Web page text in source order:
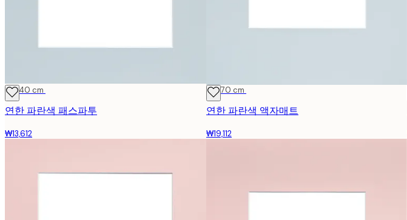
30x40 cm
연한 파란색 패스파투
₩13,612
50x70 cm
연한 파란색 액자매트
₩19,112